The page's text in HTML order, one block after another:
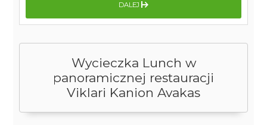
Wycieczka Lunch w
panoramicznej restauracji
Viklari Kanion Avakas
DALEJ